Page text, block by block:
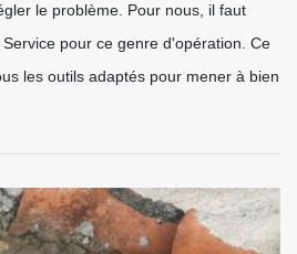
le problème. Pour nous, il faut
pour ce genre d'opération. Ce
les outils adaptés pour mener à bien